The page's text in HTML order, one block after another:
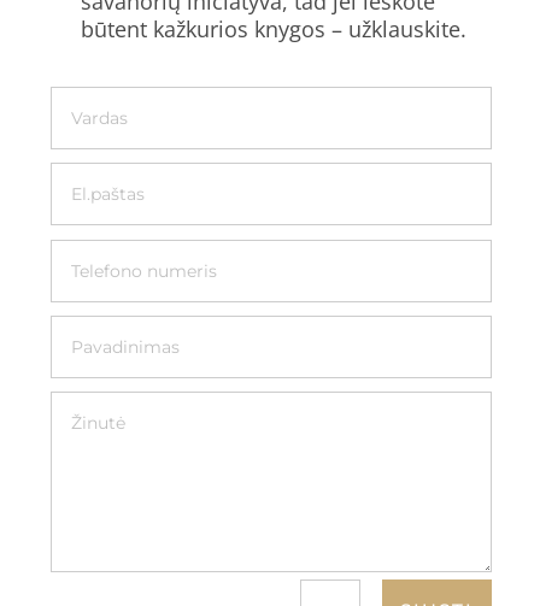
būtent kažkurios knygos – užklauskite.